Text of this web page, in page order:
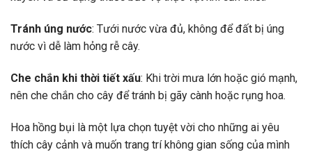
Tránh úng nước: Tưới nước vừa đủ, không để đất bị úng
nước vì dễ làm hỏng rễ cây.
Che chắn khi thời tiết xấu: Khi trời mưa lớn hoặc gió mạnh,
nên che chắn cho cây để tránh bị gãy cành hoặc rụng hoa.
Hoa hồng bụi là một lựa chọn tuyệt vời cho những ai yêu
thích cây cảnh và muốn trang trí không gian sống của mình